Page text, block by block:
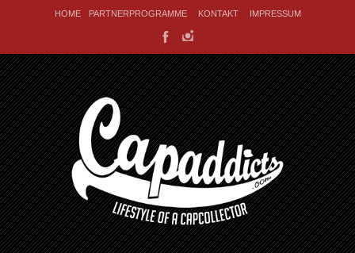
HOME PARTNERPROGRAMME KONTAKT IMPRESSUM